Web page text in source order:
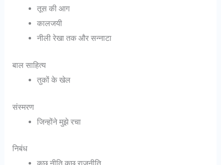
तूस की आग
कालजयी
नीली रेखा तक और सन्नाटा
बाल साहित्य
तुकों के खेल
संस्मरण
जिन्होंने मुझे रचा
निबंध